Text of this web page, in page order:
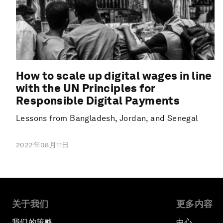
How to scale up digital wages in line
with the UN Principles for
Responsible Digital Payments
Lessons from Bangladesh, Jordan, and Senegal
2022年08月11日
关于我们 更多内容